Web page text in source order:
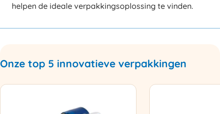
helpen de ideale verpakkingsoplossing te vinden.
Onze top 5 innovatieve verpakkingen